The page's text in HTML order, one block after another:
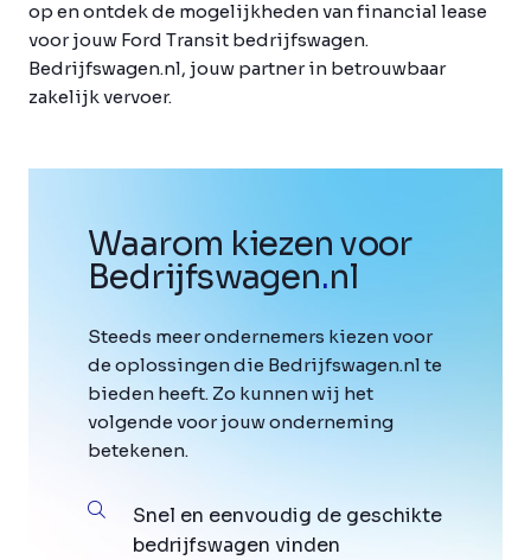
op en ontdek de mogelijkheden van financial lease
voor jouw Ford Transit bedrijfswagen.
Bedrijfswagen.nl, jouw partner in betrouwbaar
zakelijk vervoer.
Waarom kiezen voor
Bedrijfswagen.nl
Steeds meer ondernemers kiezen voor
de oplossingen die Bedrijfswagen.nl te
bieden heeft. Zo kunnen wij het
volgende voor jouw onderneming
betekenen.
Snel en eenvoudig de geschikte
bedrijfswagen vinden